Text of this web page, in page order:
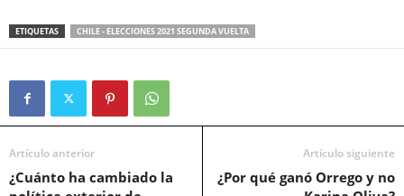
ETIQUETAS CHILE - ELECCIONES 2021 SEGUNDA VUELTA
Artículo anterior
¿Cuánto ha cambiado la
Artículo siguiente
¿Por qué ganó Orrego y no